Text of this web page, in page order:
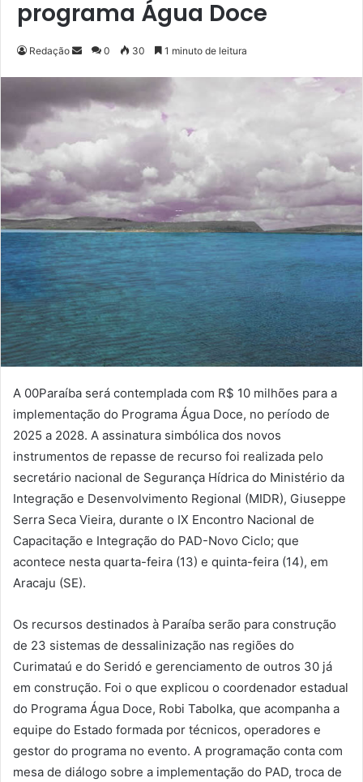
programa Água Doce
Redação
d
m
m
a
i
l
0 30 1 minuto de leitura
A 00Paraíba será contemplada com R$ 10 milhões para a
implementação do Programa Água Doce, no período de
2025 a 2028. A assinatura simbólica dos novos
instrumentos de repasse de recurso foi realizada pelo
secretário nacional de Segurança Hídrica do Ministério da
Integração e Desenvolvimento Regional (MIDR), Giuseppe
Serra Seca Vieira, durante o IX Encontro Nacional de
Capacitação e Integração do PAD-Novo Ciclo; que
acontece nesta quarta-feira (13) e quinta-feira (14), em
Aracaju (SE).
Os recursos destinados à Paraíba serão para construção
de 23 sistemas de dessalinização nas regiões do
Curimataú e do Seridó e gerenciamento de outros 30 já
em construção. Foi o que explicou o coordenador estadual
do Programa Água Doce, Robi Tabolka, que acompanha a
equipe do Estado formada por técnicos, operadores e
gestor do programa no evento. A programação conta com
mesa de diálogo sobre a implementação do PAD, troca de